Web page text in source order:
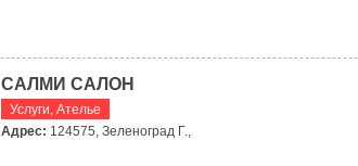
САЛМИ САЛОН
Услуги, Ателье
Адрес: 124575, Зеленоград Г.,